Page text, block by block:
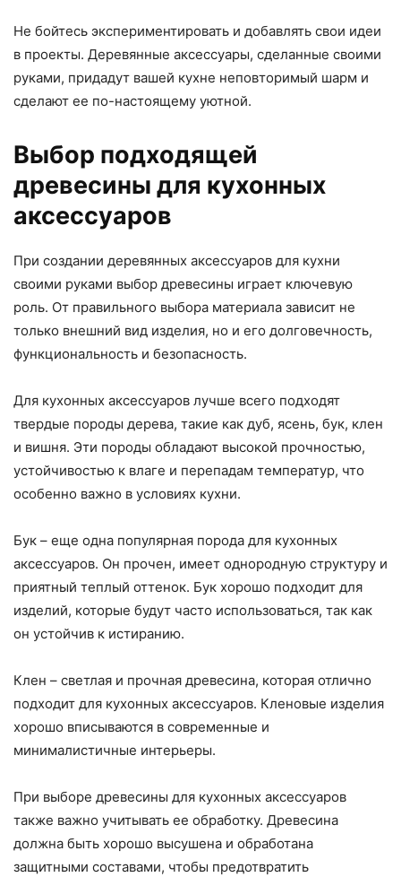
Не бойтесь экспериментировать и добавлять свои идеи
в проекты. Деревянные аксессуары, сделанные своими
руками, придадут вашей кухне неповторимый шарм и
сделают ее по-настоящему уютной.
Выбор подходящей
древесины для кухонных
аксессуаров
При создании деревянных аксессуаров для кухни
своими руками выбор древесины играет ключевую
роль. От правильного выбора материала зависит не
только внешний вид изделия, но и его долговечность,
функциональность и безопасность.
Для кухонных аксессуаров лучше всего подходят
твердые породы дерева, такие как дуб, ясень, бук, клен
и вишня. Эти породы обладают высокой прочностью,
устойчивостью к влаге и перепадам температур, что
особенно важно в условиях кухни.
Бук – еще одна популярная порода для кухонных
аксессуаров. Он прочен, имеет однородную структуру и
приятный теплый оттенок. Бук хорошо подходит для
изделий, которые будут часто использоваться, так как
он устойчив к истиранию.
Клен – светлая и прочная древесина, которая отлично
подходит для кухонных аксессуаров. Кленовые изделия
хорошо вписываются в современные и
минималистичные интерьеры.
При выборе древесины для кухонных аксессуаров
также важно учитывать ее обработку. Древесина
должна быть хорошо высушена и обработана
защитными составами, чтобы предотвратить